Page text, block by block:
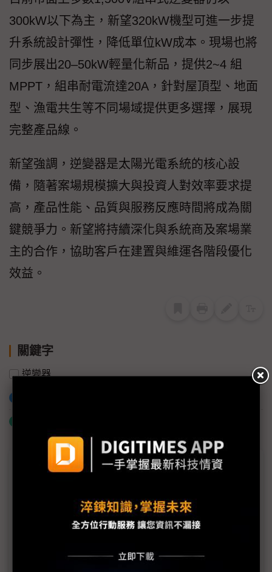
300kW以下為主，新望320kW機型可進一步提
升系統設計彈性，降低單位kW成本。現場也將
同步展出20–50kW輕量化新品，提供2~4 組
MPPT，組串耐電流達20A，針對屋頂型、地面
型、漁電共生等不同場域提供更多選擇，展現
完整產品線。
新望強調，逆變器是太陽光電系統的核心設
備，隨著案場規模擴大與投資人對效率要求提
高，產品性能、品質與服務反應時間將成為關
鍵競爭力。新望將持續深化與系統商及案場業
主的合作，協助客戶在建置與維運各階段優化
效益。
關鍵字
逆變器
近７天熱門報導
建熱潮將趨緩